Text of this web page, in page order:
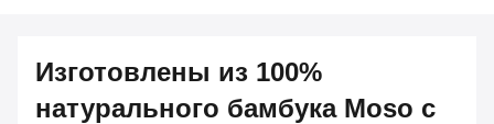
Изготовлены из 100%
натурального бамбука Moso с